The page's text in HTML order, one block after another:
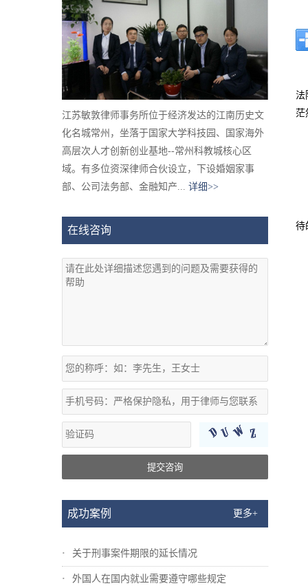
江苏敏敦律师事务所位于经济发达的江南历史文
化名城常州，坐落于国家大学科技园、国家海外
高层次人才创新创业基地--常州科教城核心区
域。有多位资深律师合伙设立，下设婚姻家事
部、公司法务部、金融知产... 详细>>
在线咨询
提交咨询
成功案例 更多+
关于刑事案件期限的延长情况
外国人在国内就业需要遵守哪些规定
法
茫
待